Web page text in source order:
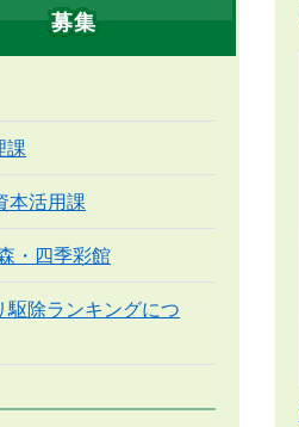
募集
課
本活用課
・四季彩館
除ランキングにつ